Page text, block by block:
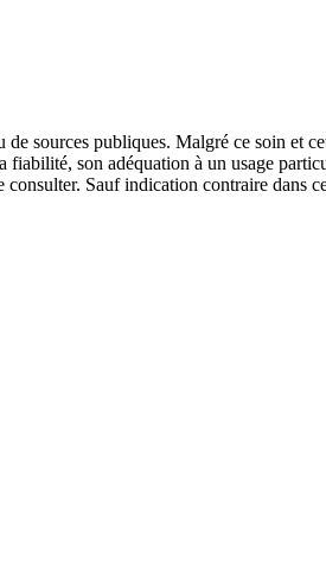
sources publiques. Malgré ce soin et
son adéquation à un usage
Sauf indication contraire dans